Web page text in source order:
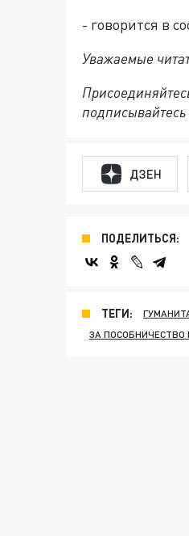
- говорится в
Уважаемые
ДЗЕН
ПОДЕЛИТЬСЯ:
ТЕГИ:
ЗА ПОСОБНИЧЕСТВО